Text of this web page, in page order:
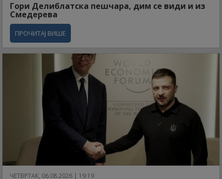
Гори Делиблатска пешчара, дим се види и из
Смедерева
ПРОЧИТАЈ ВИШЕ
ЧЕТВРТАК, 06.08.2026 | 19:19